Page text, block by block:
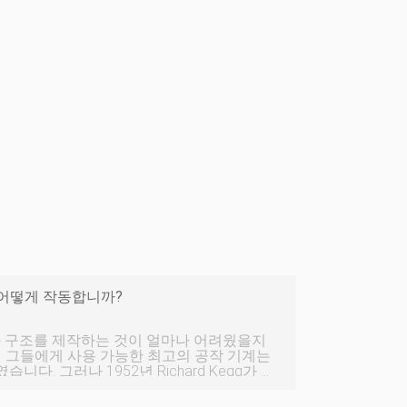
떻게 작동합니까?
조를 제작하는 것이 얼마나 어려웠을지
들에게 사용 가능한 최고의 공작 기계는
니다. 그러나 1952년 Richard Kegg가 최